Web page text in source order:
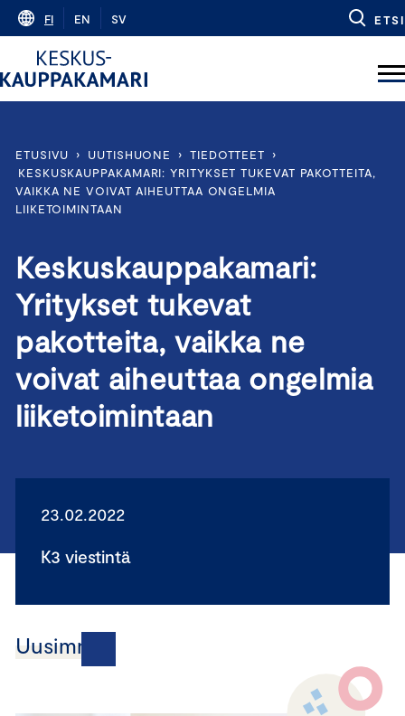
Skip
content
FI EN SV ETSI
ETUSIVU › UUTISHUONE › TIEDOTTEET
›
KESKUSKAUPPAKAMARI: YRITYKSET TUKEVAT PAKOTTEITA,
VAIKKA NE VOIVAT AIHEUTTAA ONGELMIA
LIIKETOIMINTAAN
Keskuskauppakamari:
Yritykset tukevat
pakotteita, vaikka ne
voivat aiheuttaa ongelmia
liiketoimintaan
23.02.2022
K3 viestintä
Uusimmat